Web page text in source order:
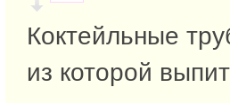
Коктейльные
из которой